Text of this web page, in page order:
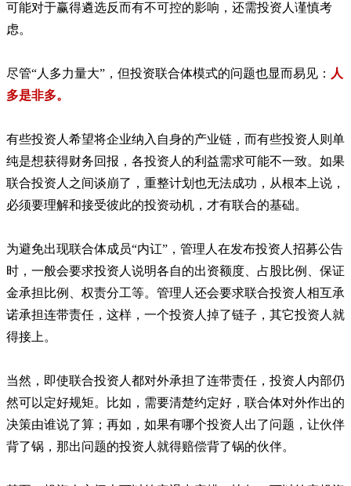
可能对于赢得遴选反而有不可控的影响，还需投资人谨慎考
虑。
尽管“人多力量大”，但投资联合体模式的问题也显而易见： 人
多是非多。
有些投资人希望将企业纳入自身的产业链，而有些投资人则单
纯是想获得财务回报，各投资人的利益需求可能不一致。如果
联合投资人之间谈崩了，重整计划也无法成功，从根本上说，
必须要理解和接受彼此的投资动机，才有联合的基础。
为避免出现联合体成员“内讧”，管理人在发布投资人招募公告
时，一般会要求投资人说明各自的出资额度、占股比例、保证
金承担比例、权责分工等。管理人还会要求联合投资人相互承
诺承担连带责任，这样，一个投资人掉了链子，其它投资人就
得接上。
当然，即使联合投资人都对外承担了连带责任，投资人内部仍
然可以定好规矩。比如，需要清楚约定好，联合体对外作出的
决策由谁说了算；再如，如果有哪个投资人出了问题，让伙伴
背了锅，那出问题的投资人就得赔偿背了锅的伙伴。